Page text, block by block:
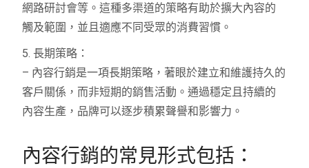
網路研討會等。這種多渠道的策略有助於擴大內容的
觸及範圍，並且適應不同受眾的消費習慣。
5. 長期策略：
– 內容行銷是一項長期策略，著眼於建立和維護持久的
客戶關係，而非短期的銷售活動。通過穩定且持續的
內容生產，品牌可以逐步積累聲譽和影響力。
內容行銷的常見形式包括：